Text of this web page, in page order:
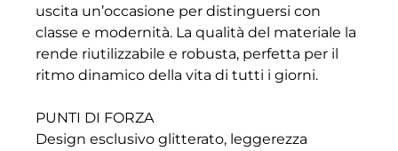
uscita un’occasione per distinguersi con
classe e modernità. La qualità del materiale la
rende riutilizzabile e robusta, perfetta per il
ritmo dinamico della vita di tutti i giorni.
PUNTI DI FORZA
Design esclusivo glitterato, leggerezza